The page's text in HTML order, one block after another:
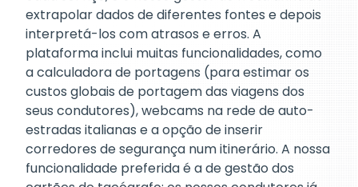
extrapolar dados de diferentes fontes e depois
interpretá-los com atrasos e erros. A
plataforma inclui muitas funcionalidades, como
a calculadora de portagens (para estimar os
custos globais de portagem das viagens dos
seus condutores), webcams na rede de auto-
estradas italianas e a opção de inserir
corredores de segurança num itinerário. A nossa
funcionalidade preferida é a de gestão dos